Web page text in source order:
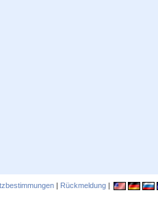
| Rückmeldung |